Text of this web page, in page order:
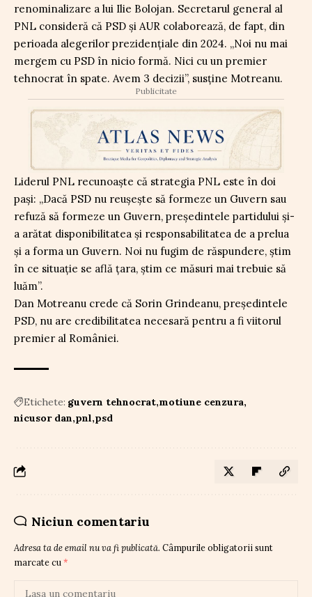
renominalizare a lui Ilie Bolojan. Secretarul general al
PNL consideră că PSD și AUR colaborează, de fapt, din
perioada alegerilor prezidențiale din 2024. „Noi nu mai
mergem cu PSD în nicio formă. Nici cu un premier
tehnocrat în spate. Avem 3 decizii”, susține Motreanu.
Publicitate
Liderul PNL recunoaște că strategia PNL este în doi
pași: „Dacă PSD nu reușește să formeze un Guvern sau
refuză să formeze un Guvern, președintele partidului și-
a arătat disponibilitatea și responsabilitatea de a prelua
și a forma un Guvern. Noi nu fugim de răspundere, știm
în ce situație se află țara, știm ce măsuri mai trebuie să
luăm”.
Dan Motreanu crede că Sorin Grindeanu, președintele
PSD, nu are credibilitatea necesară pentru a fi viitorul
premier al României.
Etichete: guvern tehnocrat motiune cenzura
nicusor dan pnl psd
Niciun comentariu
Adresa ta de email nu va fi publicată. Câmpurile obligatorii sunt
marcate cu *